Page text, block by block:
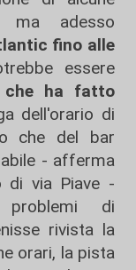
ma adesso
fino alle
essere
che ha fatto
dell'orario di
che del bar
- afferma
di via Piave -
problemi di
rivista la
orari, la pista